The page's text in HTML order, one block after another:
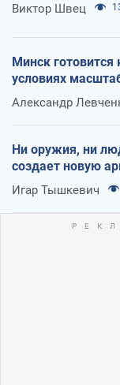
Виктор Швец
Минск
условиях
Александр
Ни оружия, ни
создает новую
Игар Тышкевич